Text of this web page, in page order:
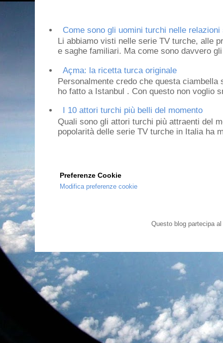
Come sono gli uomini turchi nelle
Li abbiamo visti nelle serie TV turche, alle
e saghe familiari. Ma come sono davvero
Açma: la ricetta turca originale
Personalmente credo che questa
ho fatto a Istanbul . Con questo non voglio
I 10 attori turchi più belli del momento
Quali sono gli attori turchi più attraenti del
popolarità delle serie TV turche in Italia ha
Preferenze Cookie
Modifica preferenze cookie
Questo blog partecipa